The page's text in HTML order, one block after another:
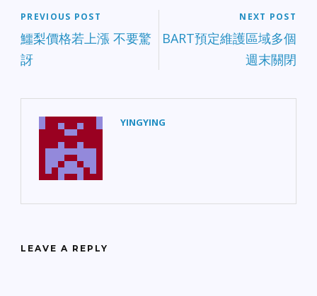
PREVIOUS POST
鱷梨價格若上漲 不要驚
訝
NEXT POST
BART預定維護區域多個
週末關閉
YINGYING
LEAVE A REPLY